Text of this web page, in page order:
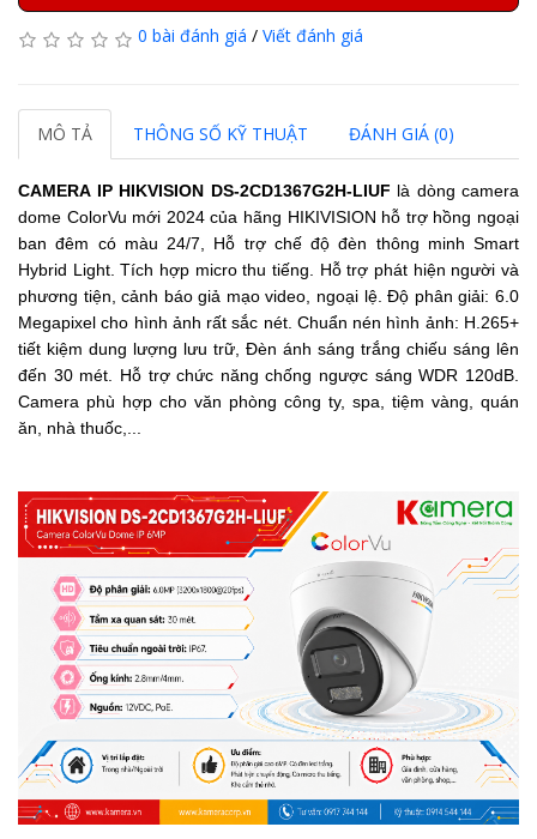
0 bài đánh giá / Viết đánh giá
MÔ TẢ THÔNG SỐ KỸ THUẬT ĐÁNH GIÁ (0)
CAMERA IP HIKVISION DS-2CD1367G2H-LIUF là dòng camera
dome ColorVu mới 2024 của hãng HIKIVISION hỗ trợ hồng ngoại
ban đêm có màu 24/7, Hỗ trợ chế độ đèn thông minh Smart
Hybrid Light.Tích hợp micro thu tiếng. Hỗ trợ phát hiện người và
phương tiện, cảnh báo giả mạo video, ngoại lệ.Độ phân giải: 6.0
Megapixel cho hình ảnh rất sắc nét. Chuẩn nén hình ảnh: H.265+
tiết kiệm dung lượng lưu trữ, Đèn ánh sáng trắng chiếu sáng lên
đến 30 mét. Hỗ trợ chức năng chống ngược sáng WDR 120dB.
Camera phù hợp cho văn phòng công ty, spa, tiệm vàng, quán
ăn, nhà thuốc,...